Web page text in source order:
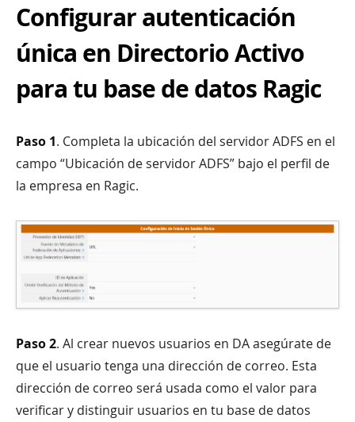
Configurar autenticación
única en Directorio Activo
para tu base de datos Ragic
Paso 1. Completa la ubicación del servidor ADFS en el
campo “Ubicación de servidor ADFS” bajo el perfil de
la empresa en Ragic.
Paso 2. Al crear nuevos usuarios en DA asegúrate de
que el usuario tenga una dirección de correo. Esta
dirección de correo será usada como el valor para
verificar y distinguir usuarios en tu base de datos